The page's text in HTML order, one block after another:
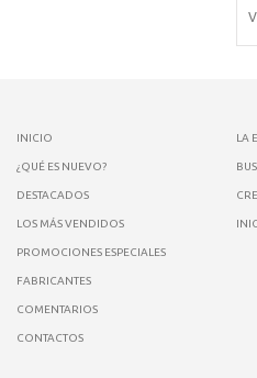
INICIO
¿QUÉ ES NUEVO?
DESTACADOS
LOS MÁS VENDIDOS
PROMOCIONES ESPECIALES
FABRICANTES
COMENTARIOS
CONTACTOS
LA